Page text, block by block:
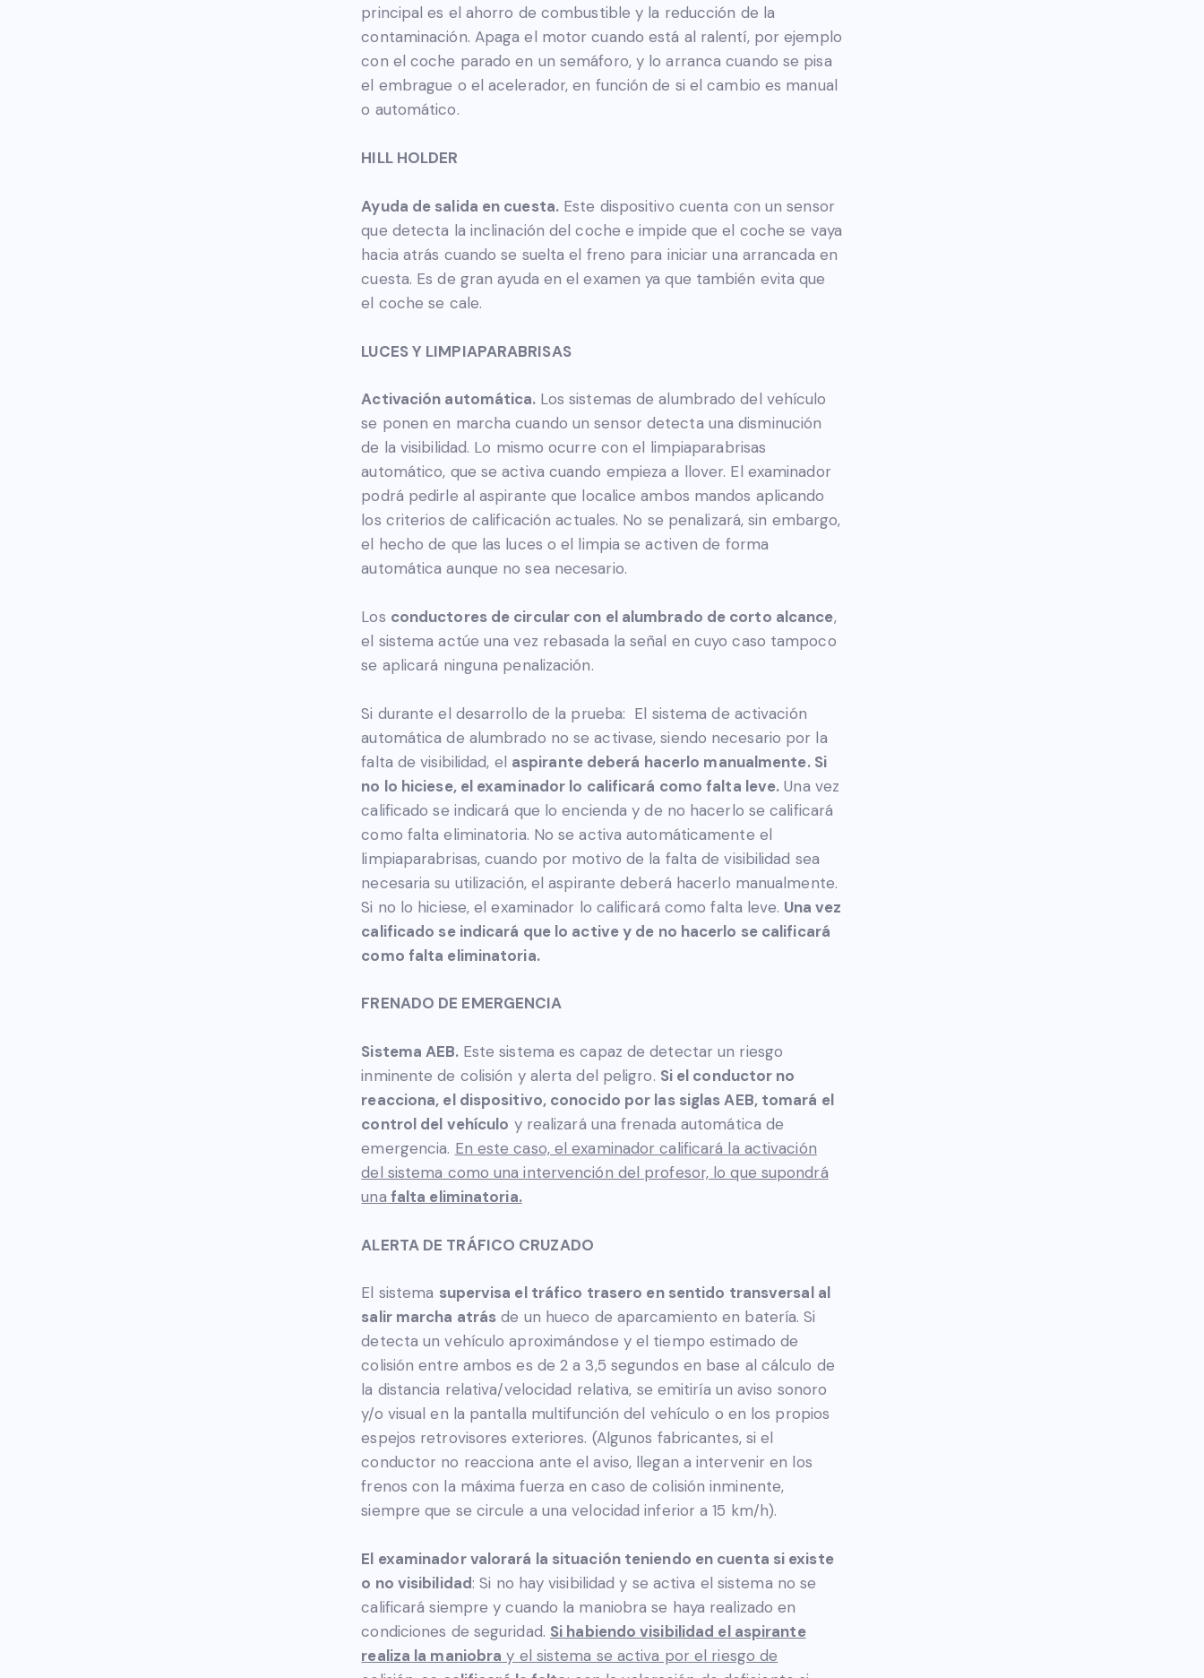
principal es el ahorro de combustible y la reducción de la
contaminación. Apaga el motor cuando está al ralentí, por ejemplo
con el coche parado en un semáforo, y lo arranca cuando se pisa
el embrague o el acelerador, en función de si el cambio es manual
o automático.
HILL HOLDER
Ayuda de salida en cuesta. Este dispositivo cuenta con un sensor
que detecta la inclinación del coche e impide que el coche se vaya
hacia atrás cuando se suelta el freno para iniciar una arrancada en
cuesta. Es de gran ayuda en el examen ya que también evita que
el coche se cale.
LUCES Y LIMPIAPARABRISAS
Activación automática. Los sistemas de alumbrado del vehículo
se ponen en marcha cuando un sensor detecta una disminución
de la visibilidad. Lo mismo ocurre con el limpiaparabrisas
automático, que se activa cuando empieza a llover. El examinador
podrá pedirle al aspirante que localice ambos mandos aplicando
los criterios de calificación actuales. No se penalizará, sin embargo,
el hecho de que las luces o el limpia se activen de forma
automática aunque no sea necesario.
Los conductores de circular con el alumbrado de corto alcance,
el sistema actúe una vez rebasada la señal en cuyo caso tampoco
se aplicará ninguna penalización.
Si durante el desarrollo de la prueba: El sistema de activación
automática de alumbrado no se activase, siendo necesario por la
falta de visibilidad, el aspirante deberá hacerlo manualmente. Si
no lo hiciese, el examinador lo calificará como falta leve. Una vez
calificado se indicará que lo encienda y de no hacerlo se calificará
como falta eliminatoria. No se activa automáticamente el
limpiaparabrisas, cuando por motivo de la falta de visibilidad sea
necesaria su utilización, el aspirante deberá hacerlo manualmente.
Si no lo hiciese, el examinador lo calificará como falta leve. Una vez
calificado se indicará que lo active y de no hacerlo se calificará
como falta eliminatoria.
FRENADO DE EMERGENCIA
Sistema AEB. Este sistema es capaz de detectar un riesgo
inminente de colisión y alerta del peligro. Si el conductor no
reacciona, el dispositivo, conocido por las siglas AEB, tomará el
control del vehículo y realizará una frenada automática de
emergencia. En este caso, el examinador calificará la activación
del sistema como una intervención del profesor, lo que supondrá
una falta eliminatoria.
ALERTA DE TRÁFICO CRUZADO
El sistema supervisa el tráfico trasero en sentido transversal al
salir marcha atrás de un hueco de aparcamiento en batería. Si
detecta un vehículo aproximándose y el tiempo estimado de
colisión entre ambos es de 2 a 3,5 segundos en base al cálculo de
la distancia relativa/velocidad relativa, se emitiría un aviso sonoro
y/o visual en la pantalla multifunción del vehículo o en los propios
espejos retrovisores exteriores. (Algunos fabricantes, si el
conductor no reacciona ante el aviso, llegan a intervenir en los
frenos con la máxima fuerza en caso de colisión inminente,
siempre que se circule a una velocidad inferior a 15 km/h).
El examinador valorará la situación teniendo en cuenta si existe
o no visibilidad: Si no hay visibilidad y se activa el sistema no se
calificará siempre y cuando la maniobra se haya realizado en
condiciones de seguridad. Si habiendo visibilidad el aspirante
realiza la maniobra y el sistema se activa por el riesgo de